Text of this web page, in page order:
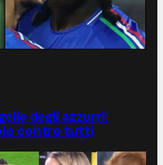
degli azzurri:
contro tutti